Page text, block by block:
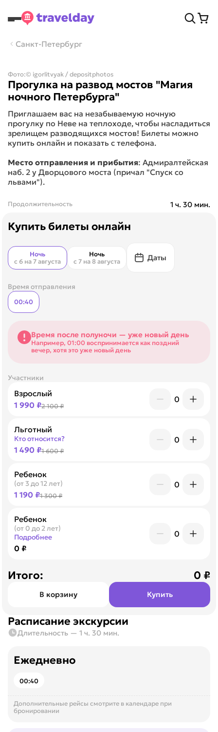
Санкт-Петербург
Фото:© igorlitvyak / depositphotos
Купить билеты онлайн
Даты
Ночь
с 6 на 7 августа
Ночь
с 7 на 8 августа
Время отправления
00:40
Время после полуночи — уже новый день
Например, 01:00 воспринимается как поздний
вечер, хотя это уже новый день
Участники
Взрослый
1 990 ₽2 100 ₽
0
Льготный
Кто относится?
1 490 ₽1 600 ₽
0
Ребенок
(от 3 до 12 лет)
1 190 ₽1 300 ₽
0
Ребенок
(от 0 до 2 лет)
Подробнее
0 ₽
0
Итого: 0 ₽
В корзину Купить
Прогулка на развод мостов "Магия
ночного Петербурга"
Приглашаем вас на незабываемую ночную
прогулку по Неве на теплоходе, чтобы насладиться
зрелищем разводящихся мостов! Билеты можно
купить онлайн и показать с телефона.
Место отправления и прибытия: Адмиралтейская
наб. 2 у Дворцового моста (причал "Спуск со
львами").
Продолжительность 1 ч. 30 мин.
Расписание экскурсии
Длительность — 1 ч. 30 мин.
Ежедневно
00:40
Дополнительные рейсы смотрите в календаре при
бронировании